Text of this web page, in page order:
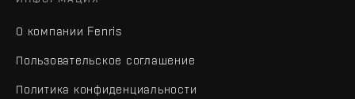
О компании Fenris
Пользовательское соглашение
Политика конфиденциальности